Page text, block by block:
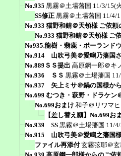
No.935 黒霧＠土場藩国 11/3/15(
SS修正 黒霧＠土場藩国 11/4/
No.933 猫野和錆＠天領様 ご依頼
No.933 猫野和錆＠天領様 ご
No935.龍樹・翡鹿・ボーランド
No.914 山吹弓美＠愛鳴乃藩国
No.889ＳＳ提出 高原鋼一郎＠キ
No.936 ＳＳ 黒霧＠土場藩国
No.937 矢上ミサ＠鍋の国様か
No.699 むつき・萩野・ドラケン
No.699おまけ 和子＠リワマヒ
【差し替え願】No.699お
No.939 SS 黒霧＠土場藩国 11/
No.915 山吹弓美＠愛鳴之藩国
ファイル再添付 玄霧弦耶＠玄